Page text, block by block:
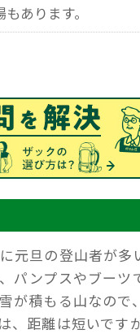
あります。
元旦の登山者が
パンプスやブー
が積もる山なの
、距離は短いです